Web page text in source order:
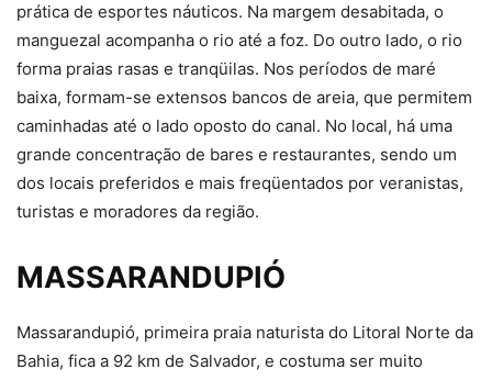
prática de esportes náuticos. Na margem desabitada, o
manguezal acompanha o rio até a foz. Do outro lado, o rio
forma praias rasas e tranqüilas. Nos períodos de maré
baixa, formam-se extensos bancos de areia, que permitem
caminhadas até o lado oposto do canal. No local, há uma
grande concentração de bares e restaurantes, sendo um
dos locais preferidos e mais freqüentados por veranistas,
turistas e moradores da região.
MASSARANDUPIÓ
Massarandupió, primeira praia naturista do Litoral Norte da
Bahia, fica a 92 km de Salvador, e costuma ser muito